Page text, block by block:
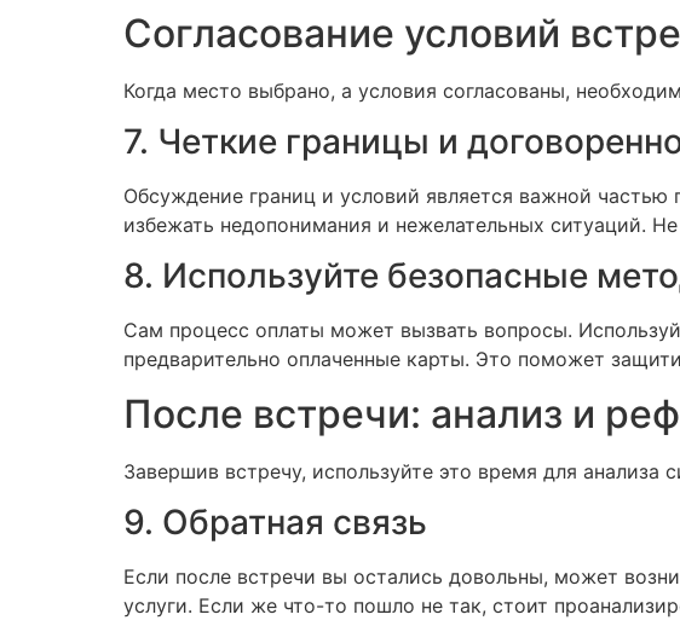
Согласование условий
Когда место выбрано, а условия согласованы,
7. Четкие границы и
Обсуждение границ и условий является важной
избежать недопонимания и нежелательных ситуаций.
8. Используйте безопасные
Сам процесс оплаты может вызвать вопросы.
предварительно оплаченные карты. Это поможет
После встречи: анализ и
Завершив встречу, используйте это время для анализа
9. Обратная связь
Если после встречи вы остались довольны, может
услуги. Если же что-то пошло не так, стоит